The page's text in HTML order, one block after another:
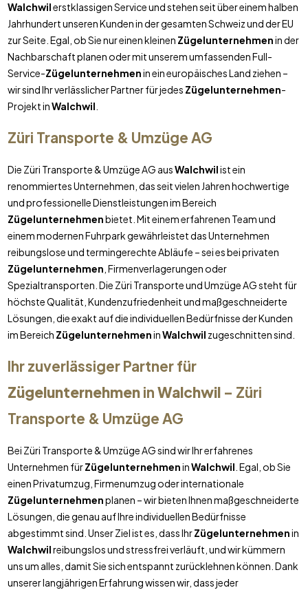
Walchwilerstklassigen Service und stehen seit über einem halben
Jahrhundert unseren Kunden in der gesamten Schweiz und der EU
zur Seite. Egal, ob Sie nur einen kleinen Zügelunternehmenin der
Nachbarschaft planen oder mit unserem umfassenden Full-
Service-Zügelunternehmenin ein europäisches Land ziehen –
wir sind Ihr verlässlicher Partner für jedes Zügelunternehmen-
Projekt inWalchwil
Züri Transporte & Umzüge AG
Die Züri Transporte & Umzüge AG ausWalchwilist ein
renommiertes Unternehmen, das seit vielen Jahren hochwertige
und professionelle Dienstleistungen im Bereich
Zügelunternehmenbietet. Mit einem erfahrenen Team und
einem modernen Fuhrpark gewährleistet das Unternehmen
reibungslose und termingerechte Abläufe – sei es bei privaten
Zügelunternehmen , Firmenverlagerungen oder
Spezialtransporten. Die Züri Transporte und Umzüge AG steht für
höchste Qualität, Kundenzufriedenheit und maßgeschneiderte
Lösungen, die exakt auf die individuellen Bedürfnisse der Kunden
im Bereich ZügelunternehmeninWalchwil zugeschnitten sind.
Ihr zuverlässiger Partner für
ZügelunternehmeninWalchwil– Züri
Transporte & Umzüge AG
Bei Züri Transporte & Umzüge AG sind wir Ihr erfahrenes
Unternehmen fürZügelunternehmeninWalchwil . Egal, ob Sie
einen Privatumzug, Firmenumzug oder internationale
Zügelunternehmenplanen – wir bieten Ihnen maßgeschneiderte
Lösungen, die genau auf Ihre individuellen Bedürfnisse
abgestimmt sind. Unser Ziel ist es, dass IhrZügelunternehmenin
Walchwilreibungslos und stressfrei verläuft, und wir kümmern
uns um alles, damit Sie sich entspannt zurücklehnen können. Dank
unserer langjährigen Erfahrung wissen wir, dass jeder